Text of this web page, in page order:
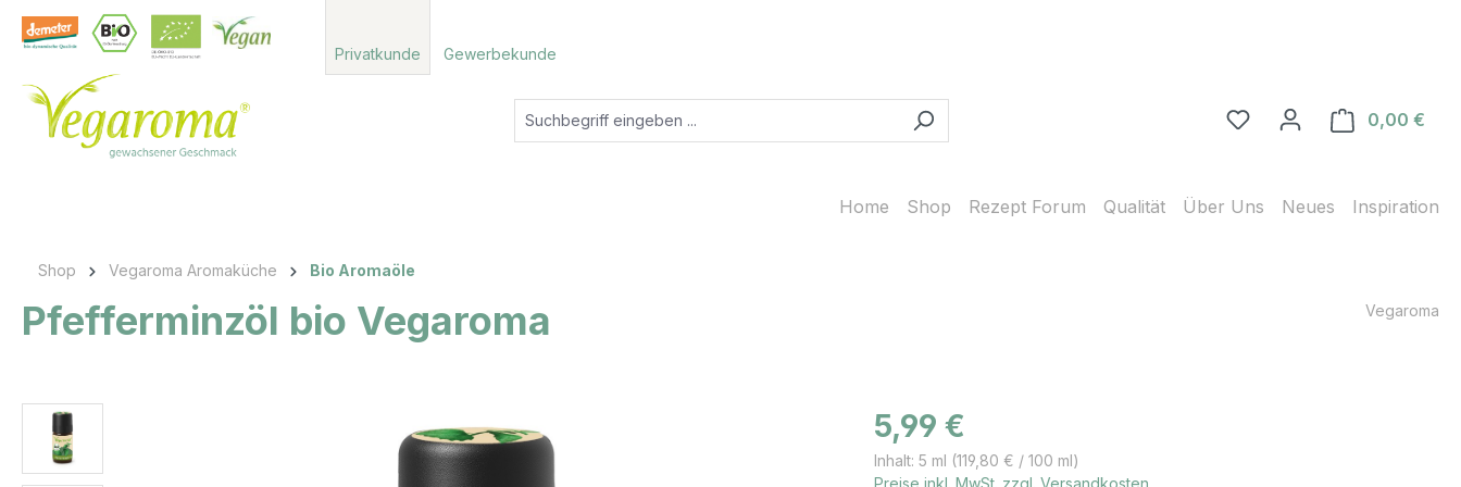
Hauptinhalt springen
Zur Suche springen
Zur Hauptnavigation springen
Privatkunde
Gewerbekunde
0,00 €
Home Shop Rezept Forum Qualität Über Uns Neues Inspiration
Shop Vegaroma Aromaküche Bio Aromaöle
Pfefferminzöl bio Vegaroma Vegaroma
Bildergalerie überspringen Regulärer Preis:
5,99 €
Inhalt: 5 ml (119,80 € / 100 ml)
Preise inkl. MwSt. zzgl. Versandkosten